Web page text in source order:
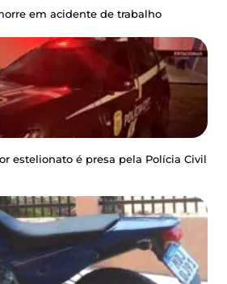
em acidente de trabalho
estelionato é presa pela Polícia Civil